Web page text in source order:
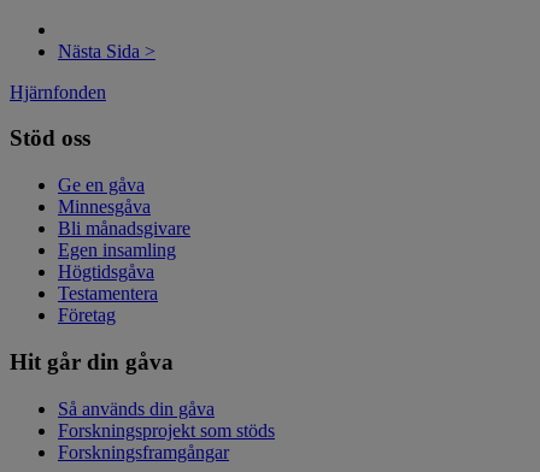
Nästa Sida >
Hjärnfonden
Stöd oss
Ge en gåva
Minnesgåva
Bli månadsgivare
Egen insamling
Högtidsgåva
Testamentera
Företag
Hit går din gåva
Så används din gåva
Forskningsprojekt som stöds
Forskningsframgångar